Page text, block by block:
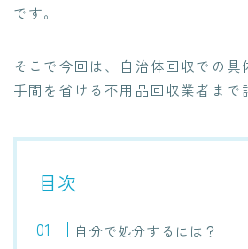
です。
そこで今回は、自治体回収での具
手間を省ける不用品回収業者まで
目次
自分で処分するには？